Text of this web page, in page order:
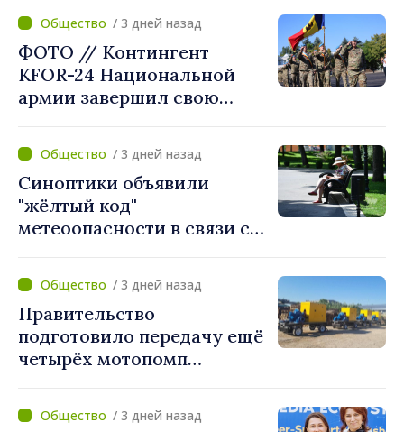
приветствует смелые
решения местных властей:
«Вы поставили интересы
людей на первое место»
/ 3 дней назад
ФОТО // Контингент
KFOR-24 Национальной
армии завершил свою
/ 3 дней назад
Синоптики объявили
"жёлтый код"
метеоопасности в связи с
поднимется до 36°C
/ 3 дней назад
Правительство
подготовило передачу ещё
четырёх мотопомп
предприятию «Apă Canal»
/ 3 дней назад